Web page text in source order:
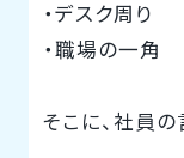
・デスク周り
・職場の一角
そこに、社員の